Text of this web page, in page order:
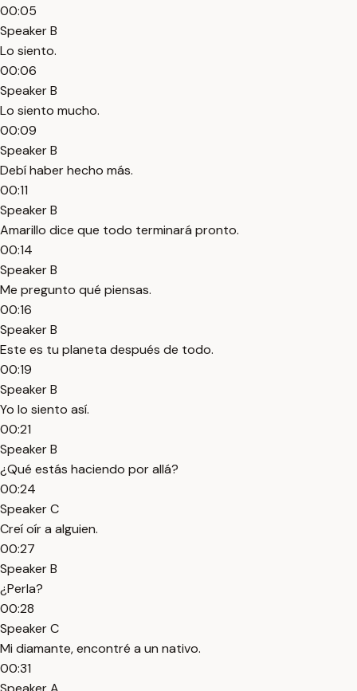
00:05
Speaker B
Lo siento.
00:06
Speaker B
Lo siento mucho.
00:09
Speaker B
Debí haber hecho más.
00:11
Speaker B
Amarillo dice que todo terminará pronto.
00:14
Speaker B
Me pregunto qué piensas.
00:16
Speaker B
Este es tu planeta después de todo.
00:19
Speaker B
Yo lo siento así.
00:21
Speaker B
¿Qué estás haciendo por allá?
00:24
Speaker C
Creí oír a alguien.
00:27
Speaker B
¿Perla?
00:28
Speaker C
Mi diamante, encontré a un nativo.
00:31